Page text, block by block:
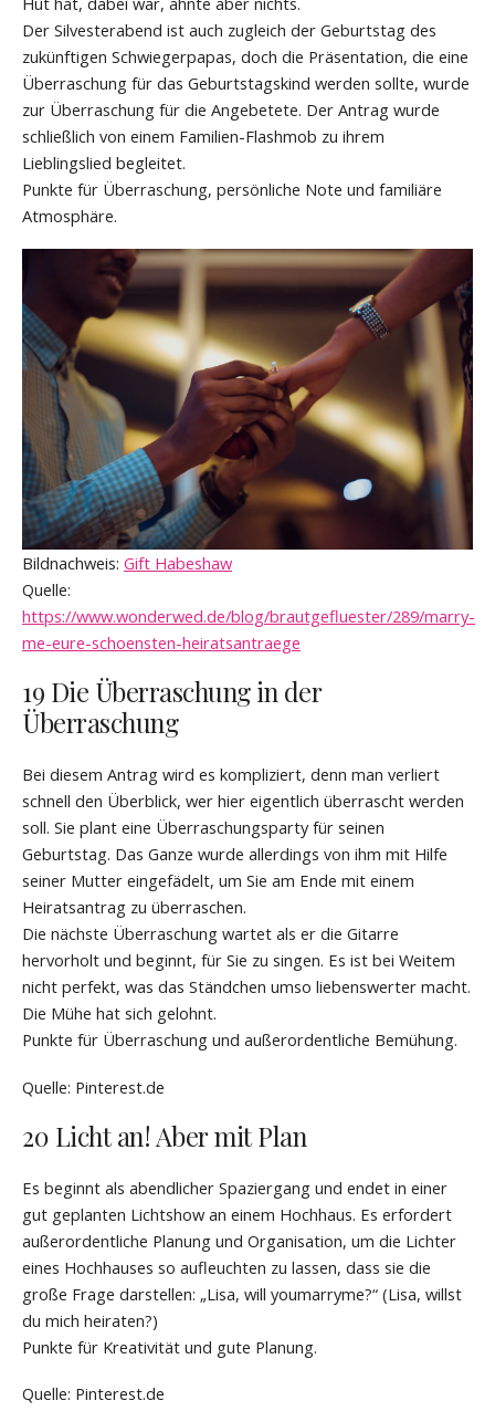
Der Silvesterabend ist auch zugleich der Geburtstag des
zukünftigen Schwiegerpapas, doch die Präsentation, die eine
Überraschung für das Geburtstagskind werden sollte, wurde
zur Überraschung für die Angebetete. Der Antrag wurde
schließlich von einem Familien-Flashmob zu ihrem
Lieblingslied begleitet.
Punkte für Überraschung, persönliche Note und familiäre
Atmosphäre.
Bildnachweis: Gift Habeshaw
Quelle:
https://www.wonderwed.de/blog/brautgefluester/289/marry-
me-eure-schoensten-heiratsantraege
19 Die Überraschung in der
Überraschung
Bei diesem Antrag wird es kompliziert, denn man verliert
schnell den Überblick, wer hier eigentlich überrascht werden
soll. Sie plant eine Überraschungsparty für seinen
Geburtstag. Das Ganze wurde allerdings von ihm mit Hilfe
seiner Mutter eingefädelt, um Sie am Ende mit einem
Heiratsantrag zu überraschen.
Die nächste Überraschung wartet als er die Gitarre
hervorholt und beginnt, für Sie zu singen. Es ist bei Weitem
nicht perfekt, was das Ständchen umso liebenswerter macht.
Die Mühe hat sich gelohnt.
Punkte für Überraschung und außerordentliche Bemühung.
Quelle: Pinterest.de
20 Licht an! Aber mit Plan
Es beginnt als abendlicher Spaziergang und endet in einer
gut geplanten Lichtshow an einem Hochhaus. Es erfordert
außerordentliche Planung und Organisation, um die Lichter
eines Hochhauses so aufleuchten zu lassen, dass sie die
große Frage darstellen: „Lisa, will youmarryme?“ (Lisa, willst
du mich heiraten?)
Punkte für Kreativität und gute Planung.
Quelle: Pinterest.de